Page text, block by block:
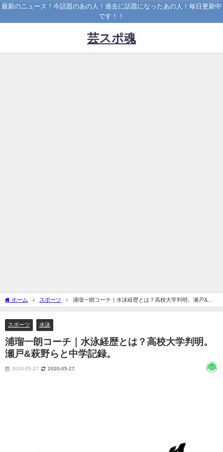
最新のニュース！今話題のあの人！過去に話題になったあの人！毎日更新中
です！！
芸スポ魂
ホーム スポーツ
浦瑠一朗コーチ｜水泳経歴とは？高校大学判明。瀬戸&萩
野らと中学記録。
スポーツ 水泳
浦瑠一朗コーチ｜水泳経歴とは？高校大学判明。
瀬戸&萩野らと中学記録。
2020-05-27 2020-05-27